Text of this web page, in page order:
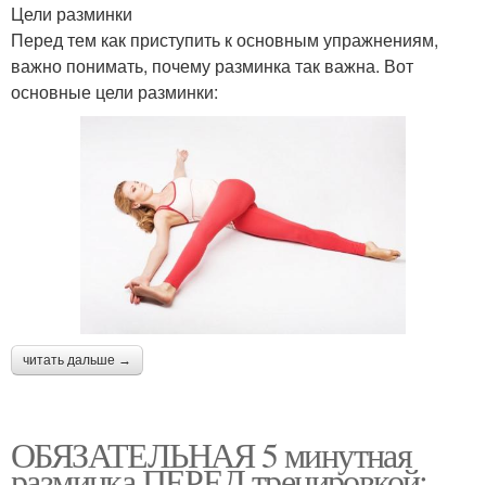
Цели разминки
Перед тем как приступить к основным упражнениям,
важно понимать, почему разминка так важна. Вот
основные цели разминки:
читать дальше →
ОБЯЗАТЕЛЬНАЯ 5 минутная